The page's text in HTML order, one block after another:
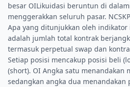
besar OILikuidasi beruntun di
menggerakkan seluruh pasar.
Apa yang ditunjukkan oleh indikator
adalah jumlah total kontrak
termasuk perpetual swap dan
Setiap posisi mencakup posisi beli
(short). OI Angka satu menandakan
sedangkan angka dua menandakan